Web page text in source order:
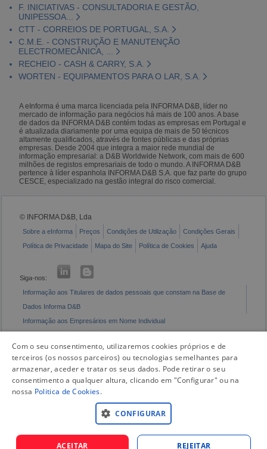
F. INICIATIVAS - CONSULTADORIA E GESTÃO,
UNIPESSOA...
CTT - CORREIOS DE PORTUGAL, S.A.
C.M.E. - CONSTRUÇÃO E MANUTENÇÃO
ELECTROMECÂNICA, ...
RECHEIO - CASH & CARRY, S.A.
WORTEN - EQUIPAMENTOS PARA O LAR, S.A.
A eInforma é uma marca licenciada pela INFORMA D&B, líder no
mercado de informação para negócios há mais de 100 anos. A base
de dados da INFORMA D&B contém todas as empresas em Portugal e
é atualizada diariamente por uma equipa de mais de 50 técnicos
altamente qualificados, através de fontes públicas e das próprias
empresas. Desde 2004 que integra a maior rede mundial de
informação empresarial: a D&B Worldwide Network, com mais de 600
milhões de registos empresariais de todo o mundo. A INFORMA D&B
pertence à líder espanhola INFORMA D&B S.A. que faz parte do grupo
CESCE, especializado na gestão integral do risco comercial.
© INFORMA D&B, Lda
Sobre a eInforma Preços Condições de Utilização
Condições Gerais
Política de Privacidade
Mapa do Site Política de Cookies Ajuda
Siga-nos:
Informação aos Titulares de dados pessoais que constam na Base de
Dados Informa D&B
Informação aos Empresários em Nome Individual
Com o seu consentimento, utilizaremos cookies próprios e de
terceiros (os nossos parceiros) ou tecnologias semelhantes para
armazenar, aceder e tratar os seus dados. Pode retirar o seu
consentimento a qualquer altura, clicando em "Configurar" ou na
nossa Politica de Cookies.
CONFIGURAR
ACEITAR REJEITAR